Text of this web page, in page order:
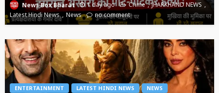
News Box Bharat 1 day ago Crime
JHARKHAND NEWS
Latest Hindi News
News no comment
ENTERTAINMENT LATEST HINDI NEWS NEWS